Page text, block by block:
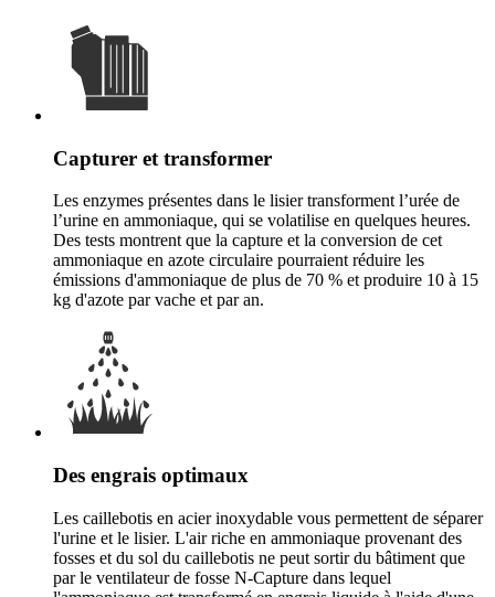
Capturer et transformer
Les enzymes présentes dans le lisier transforment l’urée de
l’urine en ammoniaque, qui se volatilise en quelques heures.
Des tests montrent que la capture et la conversion de cet
ammoniaque en azote circulaire pourraient réduire les
émissions d'ammoniaque de plus de 70 % et produire 10 à 15
kg d'azote par vache et par an.
Des engrais optimaux
Les caillebotis en acier inoxydable vous permettent de séparer
l'urine et le lisier. L'air riche en ammoniaque provenant des
fosses et du sol du caillebotis ne peut sortir du bâtiment que
par le ventilateur de fosse N-Capture dans lequel